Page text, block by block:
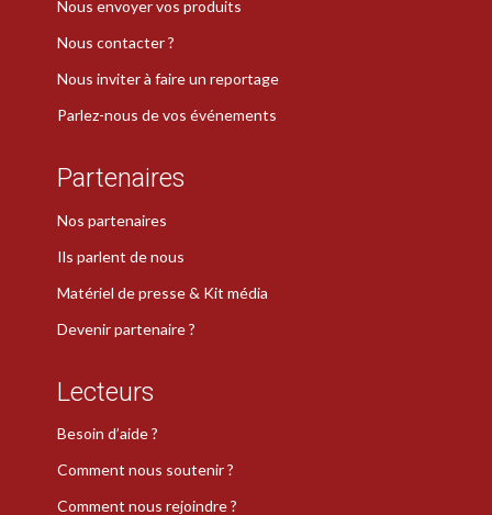
Nous envoyer vos produits
Nous contacter ?
Nous inviter à faire un reportage
Parlez-nous de vos événements
Partenaires
Nos partenaires
Ils parlent de nous
Matériel de presse & Kit média
Devenir partenaire ?
Lecteurs
Besoin d’aide ?
Comment nous soutenir ?
Comment nous rejoindre ?